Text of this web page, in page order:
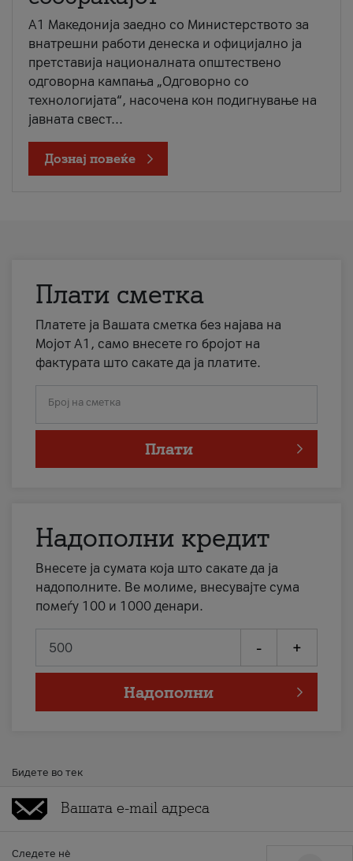
A1 Македонија заедно со Министерството за
внатрешни работи денеска и официјално ја
претставија националната општествено
одговорна кампања „Одговорно со
технологијата“, насочена кон подигнување на
јавната свест...
Дознај повеќе
Плати сметка
Платете ја Вашата сметка без најава на
Мојот А1, само внесете го бројот на
фактурата што сакате да ја платите.
Број на сметка
Плати
Надополни кредит
Внесете ја сумата која што сакате да ја
надополните. Ве молиме, внесувајте сума
помеѓу 100 и 1000 денари.
- +
Надополни
Бидете во тек
Следете нè